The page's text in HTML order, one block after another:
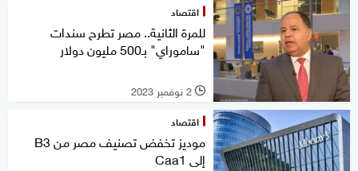
اقتصاد
للمرة الثانية.. مصر تطرح سندات
"ساموراي" بـ500 مليون دولار
l 2 نوفمبر 2023
اقتصاد
موديز تخفض تصنيف مصر من B3
إلى Caa1